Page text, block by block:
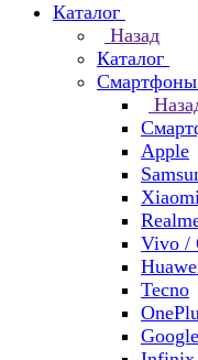
Каталог
Назад
Каталог
Смартфоны
Apple
Vivo /
Tecno
Google